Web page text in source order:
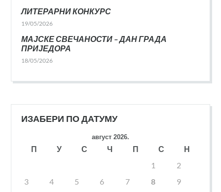
ЛИТЕРАРНИ КОНКУРС
19/05/2026
МАЈСКЕ СВЕЧАНОСТИ – ДАН ГРАДА
ПРИЈЕДОРА
18/05/2026
ИЗАБЕРИ ПО ДАТУМУ
август 2026.
П У С Ч П С
Н
1
2
3
4 5 6 7 8
9